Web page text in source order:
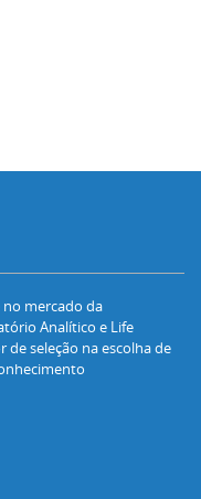
no mercado da
Analítico e Life
seleção na escolha de